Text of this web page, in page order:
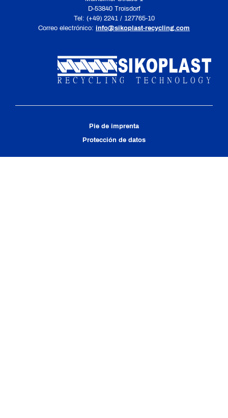
D-53840 Troisdorf
Tel: (+49) 2241 / 127765-10
Correo electrónico: info@sikoplast-recycling.com
Pie de imprenta
Protección de datos